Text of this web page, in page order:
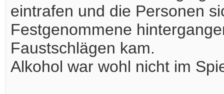
eintrafen und die Personen
Festgenommene
Faustschlägen kam.
Alkohol war wohl nicht im